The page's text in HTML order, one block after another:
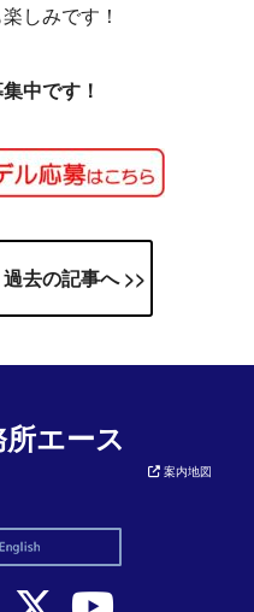
しみです！
中です！
過去の記事へ >>
エース
案内地図